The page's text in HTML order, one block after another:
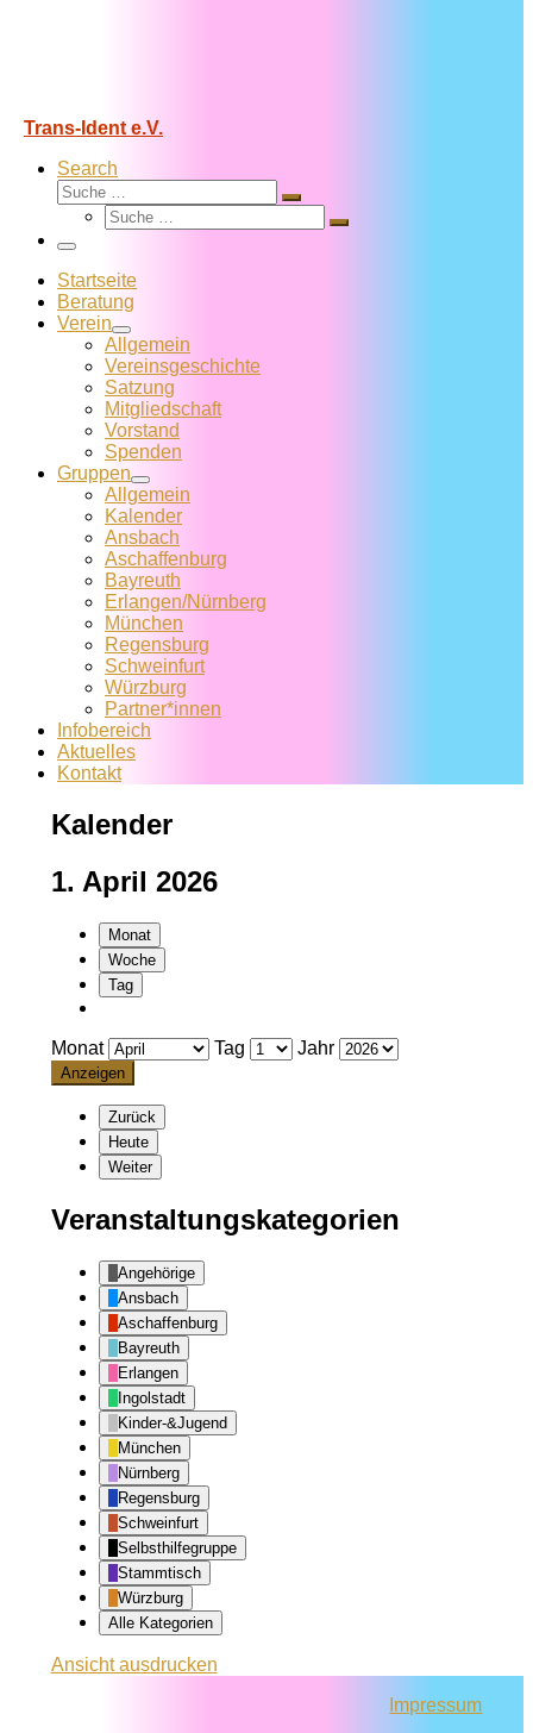
Trans-Ident e.V.
Search
Suche
Suche
Suche
Suche
Menü
Startseite
Beratung
Verein
Allgemein
Vereins­geschichte
Satzung
Mitglied­schaft
Vorstand
Spenden
Gruppen
Allgemein
Kalender
Ansbach
Aschaffenburg
Bayreuth
Erlangen/Nürnberg
München
Regensburg
Schweinfurt
Würzburg
Partner*innen
Infobereich
Aktuelles
Kontakt
Kalender
1. April 2026
Monat
Woche
Tag
Monat Tag Jahr
Zurück
Heute
Weiter
Veranstaltungskategorien
Angehörige
Ansbach
Aschaffenburg
Bayreuth
Erlangen
Ingolstadt
Kinder-&Jugend
München
Nürnberg
Regensburg
Schweinfurt
Selbsthilfegruppe
Stammtisch
Würzburg
Alle Kategorien
Ansichtausdrucken
Impressum